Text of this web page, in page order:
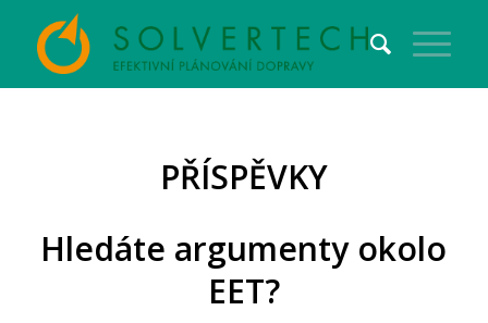
PŘÍSPĚVKY
Hledáte argumenty okolo
EET?